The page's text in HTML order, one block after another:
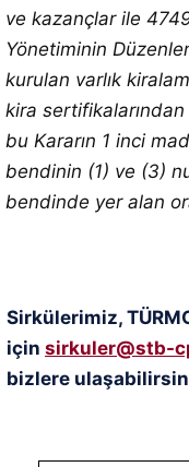
ve kazançlar ile
Yönetiminin
kurulan varlık
kira
bu Kararın 1 inci
bendinin (1) ve (3)
bendinde yer alan
Sirkülerimiz,
için sirkuler@stb-
bizlere